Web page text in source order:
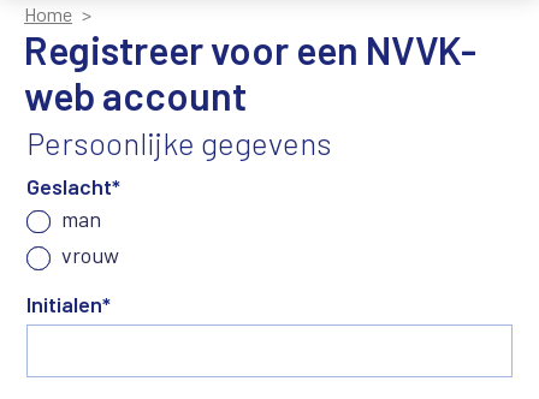
Home
Registreer voor een NVVK-
web account
Persoonlijke gegevens
Geslacht*
man
vrouw
Initialen*